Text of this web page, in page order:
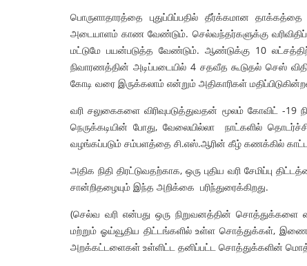
பொருளாதாரத்தை புதுப்பிப்பதில் தீர்க்கமான
அடையாளம் காண வேண்டும். செல்வந்தர்களுக்கு
மட்டுமே பயன்படுத்த வேண்டும். ஆண்டுக்கு 10
நிவாரணத்தின் அடிப்படையில் 4 சதவீத கூடுதல் செஸ்
கோடி வரை இருக்கலாம் என்றும் அதிகாரிகள்
வரி சலுகைகளை விரிவுபடுத்துவதன் மூலம் கோவிட் -
நெருக்கடியின் போது, வேலையில்லா நாட்களில்
வழங்கப்படும் சம்பளத்தை சி.எஸ்.ஆரின் கீழ் கணக்கில் காட்ட
அதிக நிதி திரட்டுவதற்காக, ஒரு புதிய வரி சேமிப்பு
சான்றிதழையும் இந்த அறிக்கை பரிந்துரைக்கிறது.
(செல்வ வரி என்பது ஒரு நிறுவனத்தின் சொத்துக்களை
மற்றும் ஓய்வூதிய திட்டங்களில் உள்ள சொத்துக்கள்,
அறக்கட்டளைகள் உள்ளிட்ட தனிப்பட்ட சொத்துக்களின்